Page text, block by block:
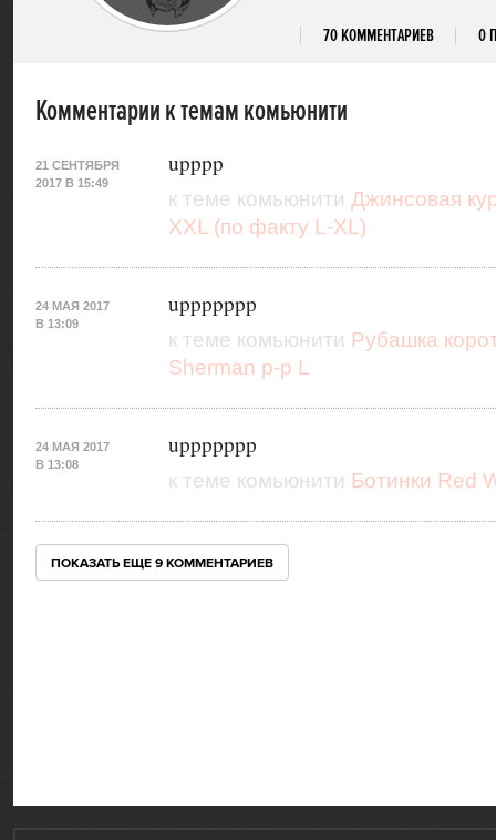
70 КОММЕНТАРИЕВ 0
Комментарии к темам комьюнити
upppp
21 СЕНТЯБРЯ
2017 В 15:49
к теме комьюнити Джинсовая
XXL (по факту L-XL)
uppppppp
24 МАЯ 2017
В 13:09
к теме комьюнити Рубашка
Sherman р-р L
uppppppp
24 МАЯ 2017
В 13:08
к теме комьюнити Ботинки Red
ПОКАЗАТЬ ЕЩЕ 9 КОММЕНТАРИЕВ